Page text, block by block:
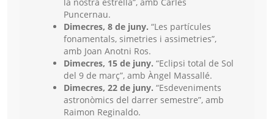
la nostra estrella”, amb Carles
Puncernau.
Dimecres, 8 de juny. “Les partícules
fonamentals, simetries i assimetries”,
amb Joan Anotni Ros.
Dimecres, 15 de juny. “Eclipsi total de Sol
del 9 de març”, amb Àngel Massallé.
Dimecres, 22 de juny. “Esdeveniments
astronòmics del darrer semestre”, amb
Raimon Reginaldo.